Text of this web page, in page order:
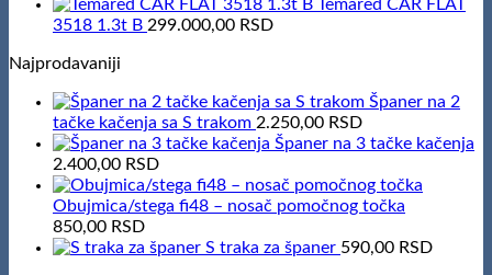
Temared CAR FLAT
3518 1.3t B 299.000,00 RSD
Najprodavaniji
Španer na 2
tačke kačenja sa S trakom 2.250,00 RSD
Španer na 3 tačke kačenja
2.400,00 RSD
Obujmica/stega fi48 – nosač pomočnog točka
850,00 RSD
S traka za španer 590,00 RSD